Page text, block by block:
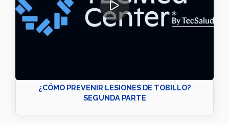
¿CÓMO PREVENIR LESIONES DE TOBILLO?
SEGUNDA PARTE